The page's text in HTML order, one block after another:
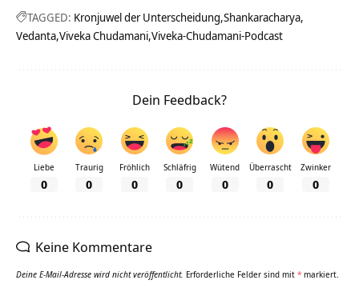
TAGGED: Kronjuwel der Unterscheidung Shankaracharya
Vedanta Viveka Chudamani Viveka-Chudamani-Podcast
Dein Feedback?
Liebe
0
Traurig
0
Fröhlich
0
Schläfrig
0
Wütend
0
Überrascht
0
Zwinker
0
Keine Kommentare
Deine E-Mail-Adresse wird nicht veröffentlicht. Erforderliche Felder sind mit * markiert.